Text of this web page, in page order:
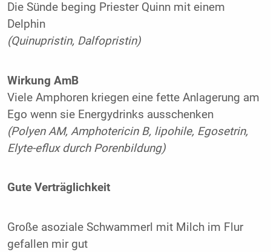
Die Sünde beging Priester Quinn mit einem
Delphin
(Quinupristin, Dalfopristin)
Wirkung AmB
Viele Amphoren kriegen eine fette Anlagerung am
Ego wenn sie Energydrinks ausschenken
(Polyen AM, Amphotericin B, lipohile, Egosetrin,
Elyte-eflux durch Porenbildung)
Gute Verträglichkeit
Große asoziale Schwammerl mit Milch im Flur
gefallen mir gut